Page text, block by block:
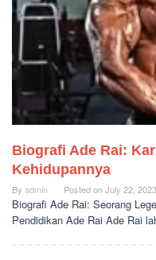
Biografi Ade Rai:
Kehidupannya
By admin Posted onJuly 22, 2023
Biografi Ade Rai: Seorang
Pendidikan Ade Rai Ade Rai